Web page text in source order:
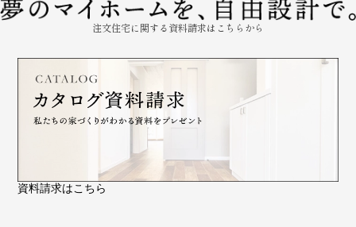
注文住宅に関する資料請求はこちらから
資料請求はこちら